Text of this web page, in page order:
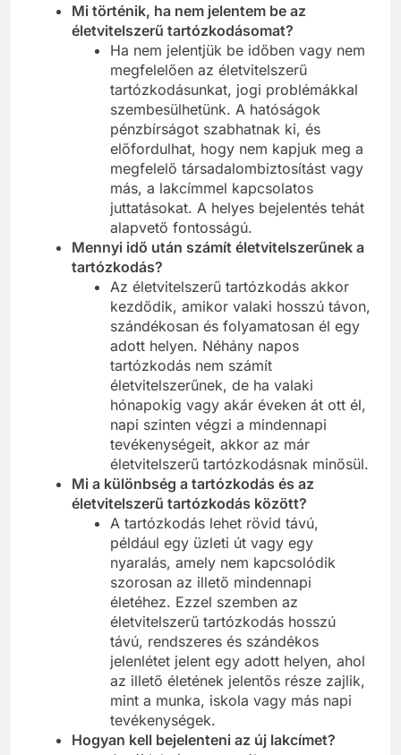
Mi történik, ha nem jelentem be az
életvitelszerű tartózkodásomat?
Ha nem jelentjük be időben vagy nem
megfelelően az életvitelszerű
tartózkodásunkat, jogi problémákkal
szembesülhetünk. A hatóságok
pénzbírságot szabhatnak ki, és
előfordulhat, hogy nem kapjuk meg a
megfelelő társadalombiztosítást vagy
más, a lakcímmel kapcsolatos
juttatásokat. A helyes bejelentés tehát
alapvető fontosságú.
Mennyi idő után számít életvitelszerűnek a
tartózkodás?
Az életvitelszerű tartózkodás akkor
kezdődik, amikor valaki hosszú távon,
szándékosan és folyamatosan él egy
adott helyen. Néhány napos
tartózkodás nem számít
életvitelszerűnek, de ha valaki
hónapokig vagy akár éveken át ott él,
napi szinten végzi a mindennapi
tevékenységeit, akkor az már
életvitelszerű tartózkodásnak minősül.
Mi a különbség a tartózkodás és az
életvitelszerű tartózkodás között?
A tartózkodás lehet rövid távú,
például egy üzleti út vagy egy
nyaralás, amely nem kapcsolódik
szorosan az illető mindennapi
életéhez. Ezzel szemben az
életvitelszerű tartózkodás hosszú
távú, rendszeres és szándékos
jelenlétet jelent egy adott helyen, ahol
az illető életének jelentős része zajlik,
mint a munka, iskola vagy más napi
tevékenységek.
Hogyan kell bejelenteni az új lakcímet?